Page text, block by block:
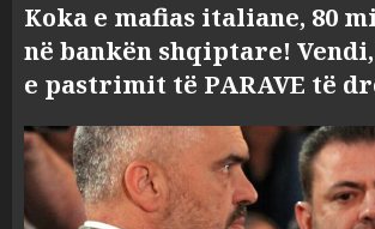
Koka e mafias italiane, 80
në bankën shqiptare!
e pastrimit të PARAVE të